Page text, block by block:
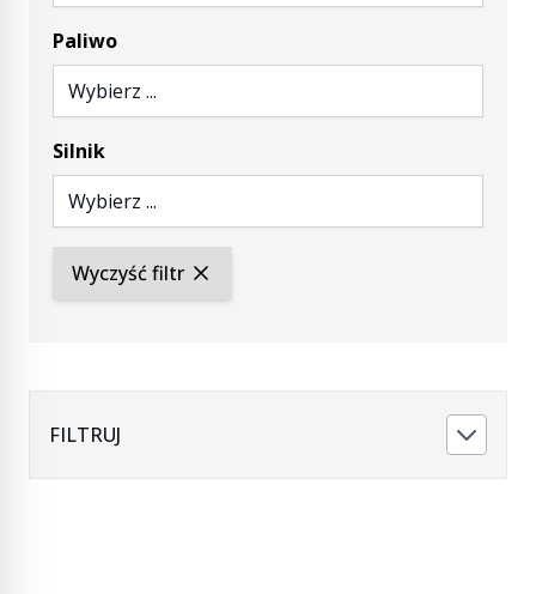
Paliwo
Wybierz ...
Silnik
Wybierz ...
Wyczyść filtr
FILTRUJ